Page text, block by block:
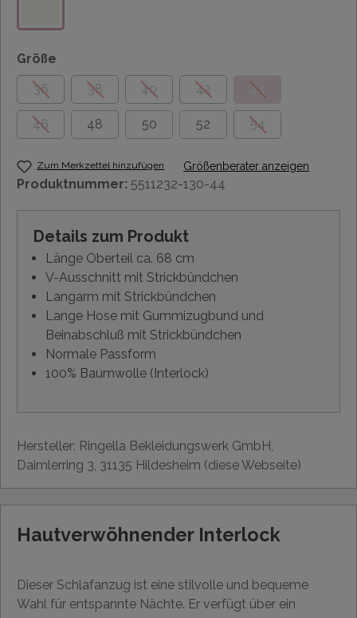
Größe
36
38 40 42 44
46 48 50 52 54
Zum Merkzettel hinzufügen Größenberater anzeigen
Produktnummer: 5511232-130-44
Details zum Produkt
Länge Oberteil ca. 68 cm
V-Ausschnitt mit Strickbündchen
Langarm mit Strickbündchen
Lange Hose mit Gummizugbund und
Beinabschluß mit Strickbündchen
Normale Passform
100% Baumwolle (Interlock)
Hersteller: Ringella Bekleidungswerk GmbH,
Daimlerring 3, 31135 Hildesheim (diese Webseite)
Hautverwöhnender Interlock
Dieser Schlafanzug ist eine stilvolle und bequeme
Wahl für entspannte Nächte. Er verfügt über ein